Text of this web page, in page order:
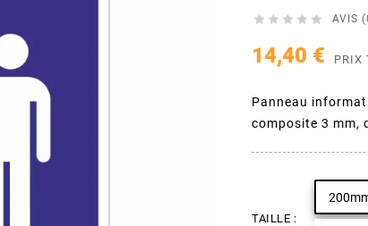
     AVIS
14,40 € PRIX
Panneau
composite 3 mm,
TAILLE :